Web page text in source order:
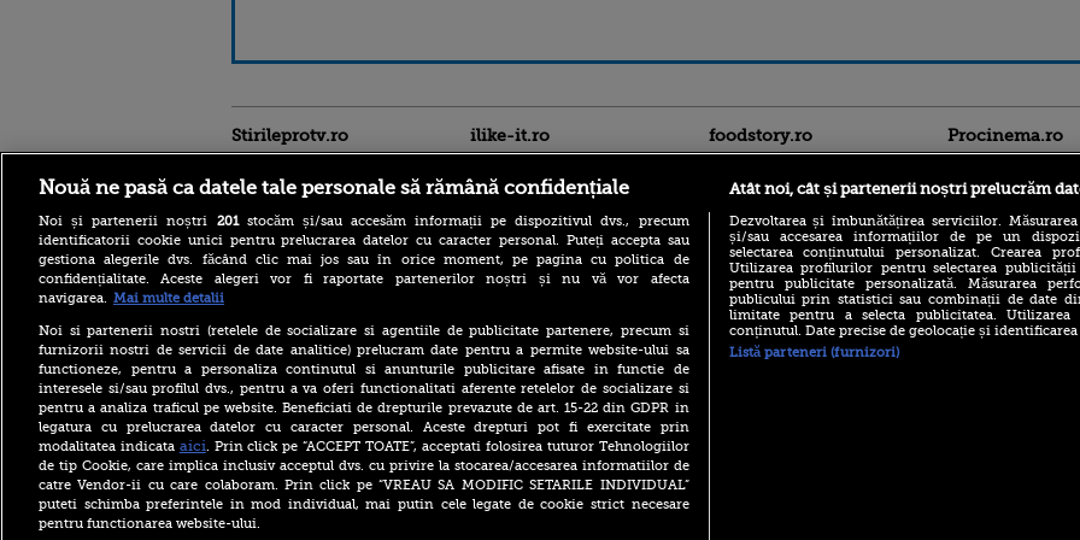
Stirileprotv.ro
Care este mâncarea
preferată a lui Florin
Dumitrescu. Juratul
MastrerChef a vorbit despre
începuturile în bucătărie
Horoscop 9 august 2026, cu
Neti Sandu. Încep să vină
bani în cont
Elon Musk a refuzat accesul
Ucrainei la Starlink pentru
ilike-it.ro foodstory.ro
(P) Descoperă Lumea
Evenimentelor din România
cu Transilvania Events!
Procinema.ro
Banditul zburător,
prolific spărgător
Nouă ne pasă ca datele tale personale să rămână confidențiale
Noi și partenerii noștri 201stocăm și/sau accesăm informații pe dispozitivul dvs., precum
identificatorii cookie unici pentru prelucrarea datelor cu caracter personal. Puteți accepta sau
gestiona alegerile dvs. făcând clic mai jos sau în orice moment, pe pagina cu politica de
confidențialitate. Aceste alegeri vor fi raportate partenerilor noștri și nu vă vor afecta
navigarea. Mai multe detalii
Noi si partenerii nostri (retelele de socializare si agentiile de publicitate partenere, precum si
furnizorii nostri de servicii de date analitice) prelucram date pentru a permite website-ului sa
functioneze, pentru a personaliza continutul si anunturile publicitare afisate in functie de
interesele si/sau profilul dvs., pentru a va oferi functionalitati aferente retelelor de socializare si
pentru a analiza traficul pe website. Beneficiati de drepturile prevazute de art. 15-22 din GDPR in
legatura cu prelucrarea datelor cu caracter personal. Aceste drepturi pot fi exercitate prin
modalitatea indicata aici. Prin click pe “ACCEPT TOATE”, acceptati folosirea tuturor Tehnologiilor
de tip Cookie, care implica inclusiv acceptul dvs. cu privire la stocarea/accesarea informatiilor de
catre Vendor-ii cu care colaboram. Prin click pe “VREAU SA MODIFIC SETARILE INDIVIDUAL”
puteti schimba preferintele in mod individual, mai putin cele legate de cookie strict necesare
pentru functionarea website-ului.
Atât noi, cât și partenerii noștri prelucrăm
Dezvoltarea și îmbunătățirea serviciilor.
și/sau accesarea informațiilor de pe un
selectarea conținutului personalizat. Crearea
Utilizarea profilurilor pentru selectarea
pentru publicitate personalizată. Măsurarea
publicului prin statistici sau combinații de date
limitate pentru a selecta publicitatea.
conținutul. Date precise de geolocație și
Listă parteneri (furnizori)